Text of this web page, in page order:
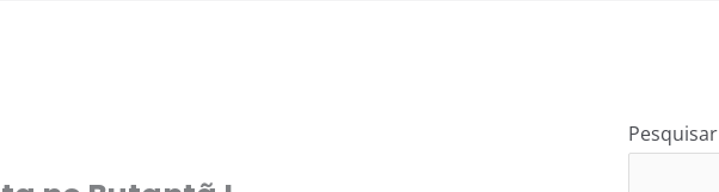
Pesquisar